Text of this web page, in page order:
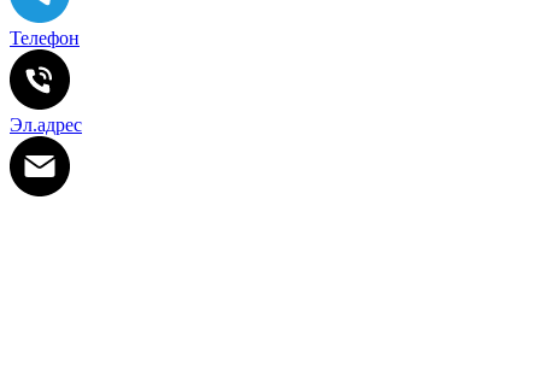
Телефон
Эл.адрес